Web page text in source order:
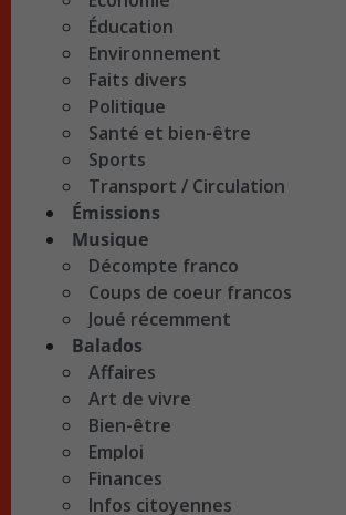
Éducation
Environnement
Faits divers
Politique
Santé et bien-être
Sports
Transport / Circulation
Émissions
Musique
Décompte franco
Coups de coeur francos
Joué récemment
Balados
Affaires
Art de vivre
Bien-être
Emploi
Finances
Infos citoyennes